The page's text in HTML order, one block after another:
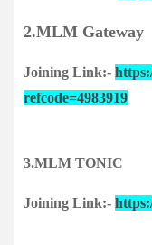
2.MLM Gateway
Joining Link:-
refcode=4983919
3.MLM TONIC
Joining Link:-